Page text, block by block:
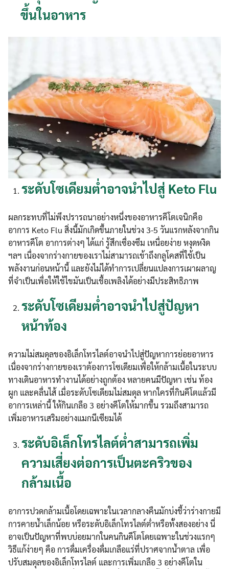
ขึ้นในอาหาร
ระดับโซเดียมต่ำอาจนำไปสู่ Keto Flu
ผลกระทบที่ไม่พึงปรารถนาอย่างหนึ่งของอาหารคีโตเจนิกคือ
อาการ Keto Flu สิ่งนี้มักเกิดขึ้นภายในช่วง 3-5 วันแรกหลังจากกิน
อาหารคีโต อาการต่างๆ ได้แก่ รู้สึกเซื่องซึม เหนื่อยง่าย หงุดหงิด
ฯลฯ เนื่องจากร่างกายของเราไม่สามารถเข้าถึงกลูโคสที่ใช้เป็น
พลังงานก่อนหน้านี้ และยังไม่ได้ทำการเปลี่ยนแปลงการเผาผลาญ
ที่จำเป็นเพื่อให้ใช้ไขมันเป็นเชื้อเพลิงได้อย่างมีประสิทธิภาพ
ระดับโซเดียมต่ำอาจนำไปสู่ปัญหา
หน้าท้อง
ความไม่สมดุลของอิเล็กโทรไลต์อาจนำไปสู่ปัญหาการย่อยอาหาร
เนื่องจากร่างกายของเราต้องการโซเดียมเพื่อให้กล้ามเนื้อในระบบ
ทางเดินอาหารทำงานได้อย่างถูกต้อง หลายคนมีปัญหา เช่น ท้อง
ผูก และคลื่นไส้ เมื่อระดับโซเดียมไม่สมดุล หากใครที่กินคีโตแล้วมี
อาการเหล่านี้ ให้กินเกลือ 3 อย่างคีโตให้มากขึ้น รวมถึงสามารถ
เพิ่มอาหารเสริมอย่างแมกนีเซียมได้
ระดับอิเล็กโทรไลต์ต่ำสามารถเพิ่ม
ความเสี่ยงต่อการเป็นตะคริวของ
กล้ามเนื้อ
อาการปวดกล้ามเนื้อโดยเฉพาะในเวลากลางคืนมักบ่งชี้ว่าร่างกายมี
การคายน้ำเล็กน้อย หรือระดับอิเล็กโทรไลต์ต่ำหรือทั้งสองอย่าง นี่
อาจเป็นปัญหาที่พบบ่อยมากในคนกินคีโตโดยเฉพาะในช่วงแรกๆ
วิธีแก้ง่ายๆ คือ การดื่มเครื่องดื่มเกลือแร่ที่ปราศจากน้ำตาล เพื่อ
ปรับสมดุลของอิเล็กโทรไลต์ และการเพิ่มเกลือ 3 อย่างคีโตใน